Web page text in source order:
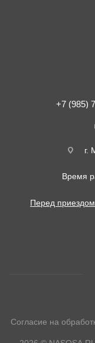
+7 (985)
г.
Время
Перед
Согласие на